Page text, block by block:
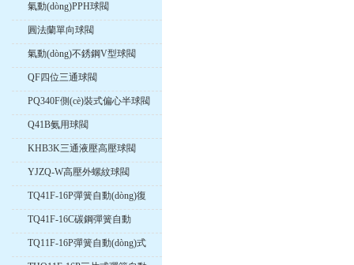
氣動(dòng)PPH球閥
圓法蘭單向球閥
氣動(dòng)不銹鋼V型球閥
QF四位三通球閥
PQ340F側(cè)裝式偏心半球閥
Q41B氨用球閥
KHB3K三通液壓高壓球閥
YJZQ-W高壓外螺紋球閥
TQ41F-16P彈簧自動(dòng)復
(fù)位法蘭球閥
TQ41F-16C碳鋼彈簧自動
(dòng)歸位式球閥
TQ11F-16P彈簧自動(dòng)式
歸位球閥